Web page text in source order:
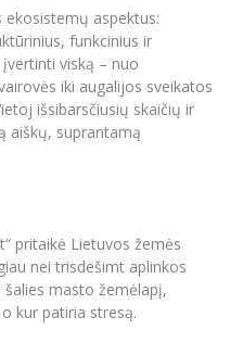
Sedžiongo institutas
studijų centras
institutas
studijų centras
informacija
"Studijos"
paštas
universiteto
aktų duomenų bazė
ekosistemų aspektus:
funkcinius ir
viską – nuo
iki augalijos sveikatos
išsibarsčiusių skaičių ir
aiškų, suprantamą
pritaikė Lietuvos žemės
nei trisdešimt aplinkos
masto žemėlapį,
kur patiria stresą.